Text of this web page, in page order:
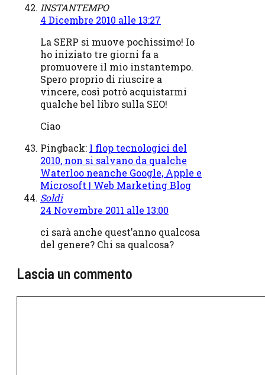
INSTANTEMPO
4 Dicembre 2010 alle 13:27
La SERP si muove pochissimo! Io
ho iniziato tre giorni fa a
promuovere il mio instantempo.
Spero proprio di riuscire a
vincere, così potrò acquistarmi
qualche bel libro sulla SEO!
Ciao
Pingback: I flop tecnologici del
2010, non si salvano da qualche
Waterloo neanche Google, Apple e
Microsoft | Web Marketing Blog
Soldi
24 Novembre 2011 alle 13:00
ci sarà anche quest’anno qualcosa
del genere? Chi sa qualcosa?
Lascia un commento